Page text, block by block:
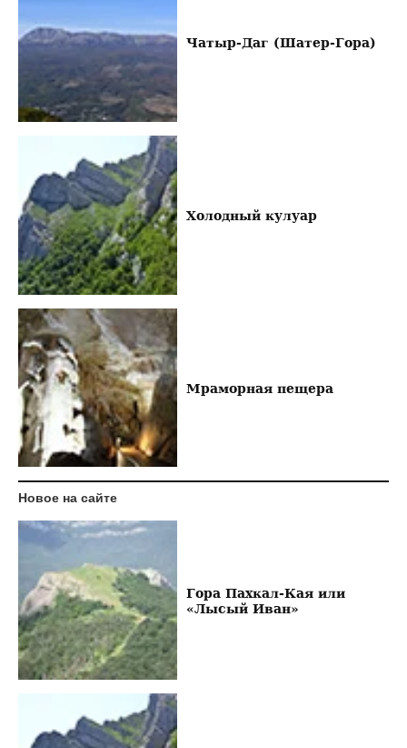
Чатыр-Даг (Шатер-Гора)
Холодный кулуар
Мраморная пещера
Новое на сайте
Гора Пахкал-Кая или
«Лысый Иван»